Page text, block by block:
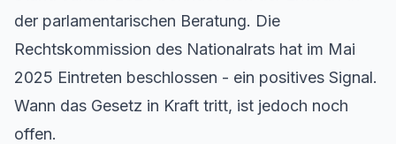
der parlamentarischen Beratung. Die
Rechtskommission des Nationalrats hat im Mai
2025 Eintreten beschlossen - ein positives Signal.
Wann das Gesetz in Kraft tritt, ist jedoch noch
offen.